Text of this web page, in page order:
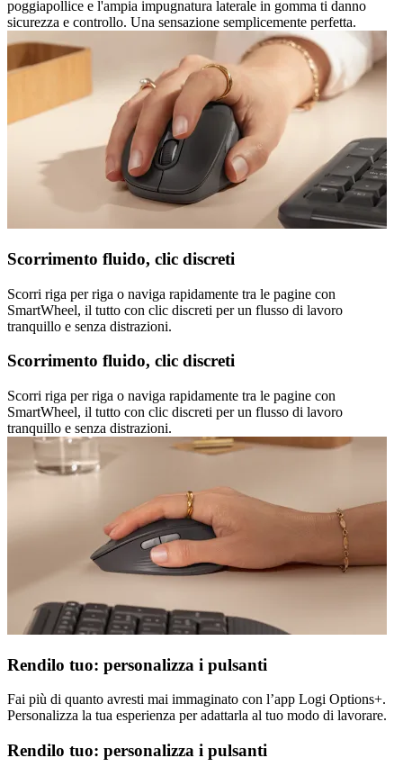
poggiapollice e l'ampia impugnatura laterale in gomma ti danno
sicurezza e controllo. Una sensazione semplicemente perfetta.
Scorrimento fluido, clic discreti
Scorri riga per riga o naviga rapidamente tra le pagine con
SmartWheel, il tutto con clic discreti per un flusso di lavoro
tranquillo e senza distrazioni.
Scorrimento fluido, clic discreti
Scorri riga per riga o naviga rapidamente tra le pagine con
SmartWheel, il tutto con clic discreti per un flusso di lavoro
tranquillo e senza distrazioni.
Rendilo tuo: personalizza i pulsanti
Fai più di quanto avresti mai immaginato con l’app Logi Options+.
Personalizza la tua esperienza per adattarla al tuo modo di lavorare.
Rendilo tuo: personalizza i pulsanti